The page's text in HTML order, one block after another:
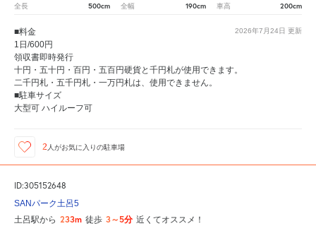
全長 500cm 全幅 190cm 車高 200cm
2026年7月24日 更新
■料金
1日/600円
領収書即時発行
十円・五十円・百円・五百円硬貨と千円札が使用できます。
二千円札・五千円札・一万円札は、使用できません。
■駐車サイズ
大型可 ハイルーフ可
2 人がお気に入りの駐車場
ID:305152648
SANパーク土呂5
土呂駅から 233m 徒歩 3～5分 近くてオススメ！